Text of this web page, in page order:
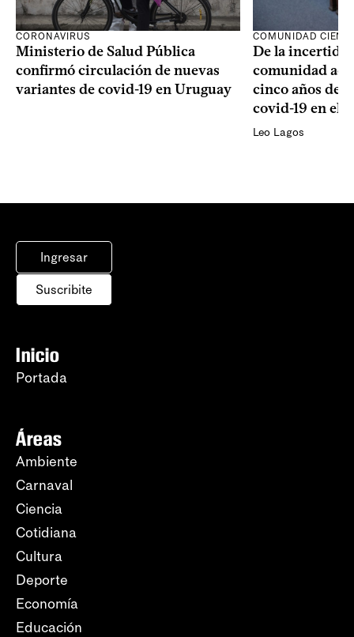
CORONAVIRUS
Ministerio de Salud Pública
confirmó circulación de nuevas
variantes de covid-19 en Uruguay
COMUNIDAD
De la
comunidad
cinco años de
covid-19 en el
Leo Lagos
Ingresar
Suscribite
Inicio
Portada
Áreas
Ambiente
Carnaval
Ciencia
Cotidiana
Cultura
Deporte
Economía
Educación